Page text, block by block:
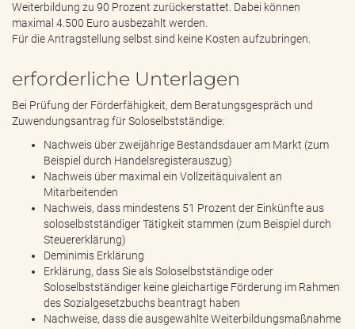
Weiterbildung zu 90 Prozent zurückerstattet. Dabei können
maximal 4.500 Euro ausbezahlt werden.
Für die Antragstellung selbst sind keine Kosten aufzubringen.
erforderliche Unterlagen
Bei Prüfung der Förderfähigkeit, dem Beratungsgespräch und
Zuwendungsantrag für Soloselbstständige:
Nachweis über zweijährige Bestandsdauer am Markt (zum
Beispiel durch Handelsregisterauszug)
Nachweis über maximal ein Vollzeitäquivalent an
Mitarbeitenden
Nachweis, dass mindestens 51 Prozent der Einkünfte aus
soloselbstständiger Tätigkeit stammen (zum Beispiel durch
Steuererklärung)
Deminimis Erklärung
Erklärung, dass Sie als Soloselbstständige oder
Soloselbstständiger keine gleichartige Förderung im Rahmen
des Sozialgesetzbuchs beantragt haben
Nachweise, dass die ausgewählte Weiterbildungsmaßnahme